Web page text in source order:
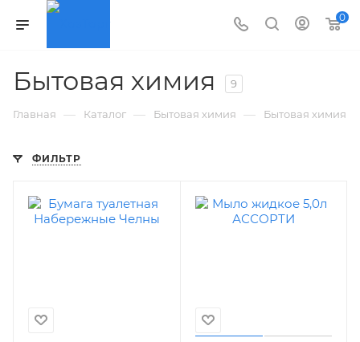
0
Бытовая химия 9
Главная — Каталог — Бытовая химия — Бытовая химия
ФИЛЬТР